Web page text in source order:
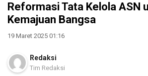
Reformasi Tata Kelola ASN
Kemajuan Bangsa
19 Maret 2025 01:16
Redaksi
Tim Redaksi